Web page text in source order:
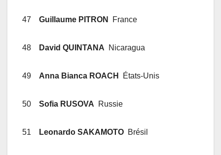
47 Guillaume PITRON France
48 David QUINTANA Nicaragua
49 Anna Bianca ROACH États-Unis
50 Sofia RUSOVA Russie
51 Leonardo SAKAMOTO Brésil